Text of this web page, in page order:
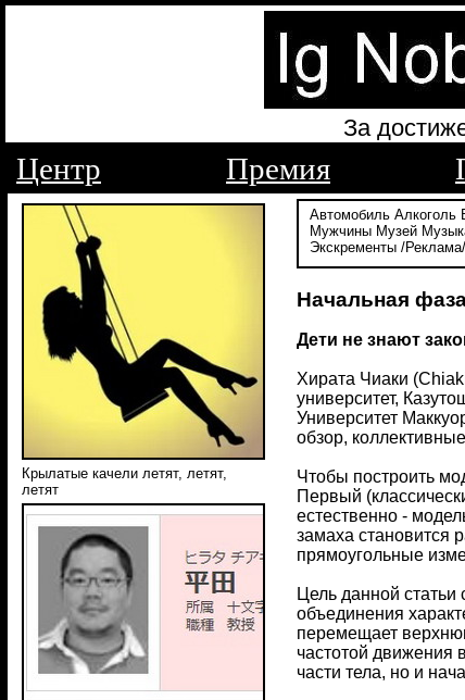
За
Центр Премия
Крылатые качели летят, летят,
летят
Автомобиль Алкоголь
Мужчины Музей
Экскременты /Реклама/
Начальная
Дети не знают
Хирата Чиаки
университет,
Университет
обзор,
Чтобы построить
Первый
естественно -
замаха становится
прямоугольные
Цель данной
объединения
перемещает
частотой движения
части тела, но и